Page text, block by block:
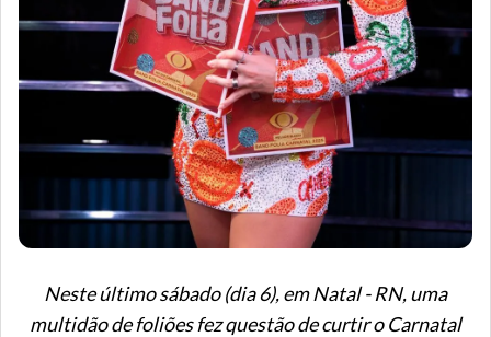
Neste último sábado (dia 6), em Natal - RN, uma
multidão de foliões fez questão de curtir o Carnatal